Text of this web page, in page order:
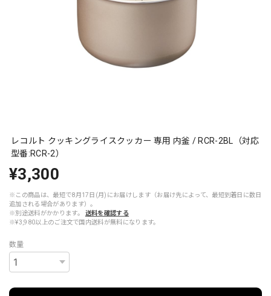
レコルト クッキングライスクッカー 専用 内釜 / RCR-2BL（対応
型番:RCR-2）
¥3,300
※この商品は、最短で8月17日(月)にお届けします（お届け先によって、最短到着日に数日
追加される場合があります）。
※別途送料がかかります。
送料を確認する
※¥3,980以上のご注文で国内送料が無料になります。
数量